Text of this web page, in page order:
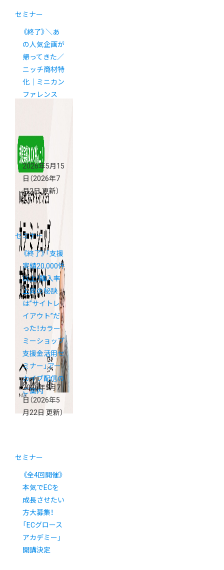
セミナー
《終了》＼あ
の人気企画が
帰ってきた／
ニッチ商材特
化｜ミニカン
ファレンス
2026年5月15
日 （2026年7
月2日 更新）
セミナー
《終了》「支援
実績20,000件
以上！購入率
上昇の秘訣
は”サイトレ
イアウト”だ
った！カラー
ミーショップ
支援金活用セ
ミナー」アー
カイブ配信の
ご案内
2026年5月7
日 （2026年5
月22日 更新）
セミナー
《全4回開催》
本気でECを
成長させたい
方大募集！
「ECグロース
アカデミー」
開講決定